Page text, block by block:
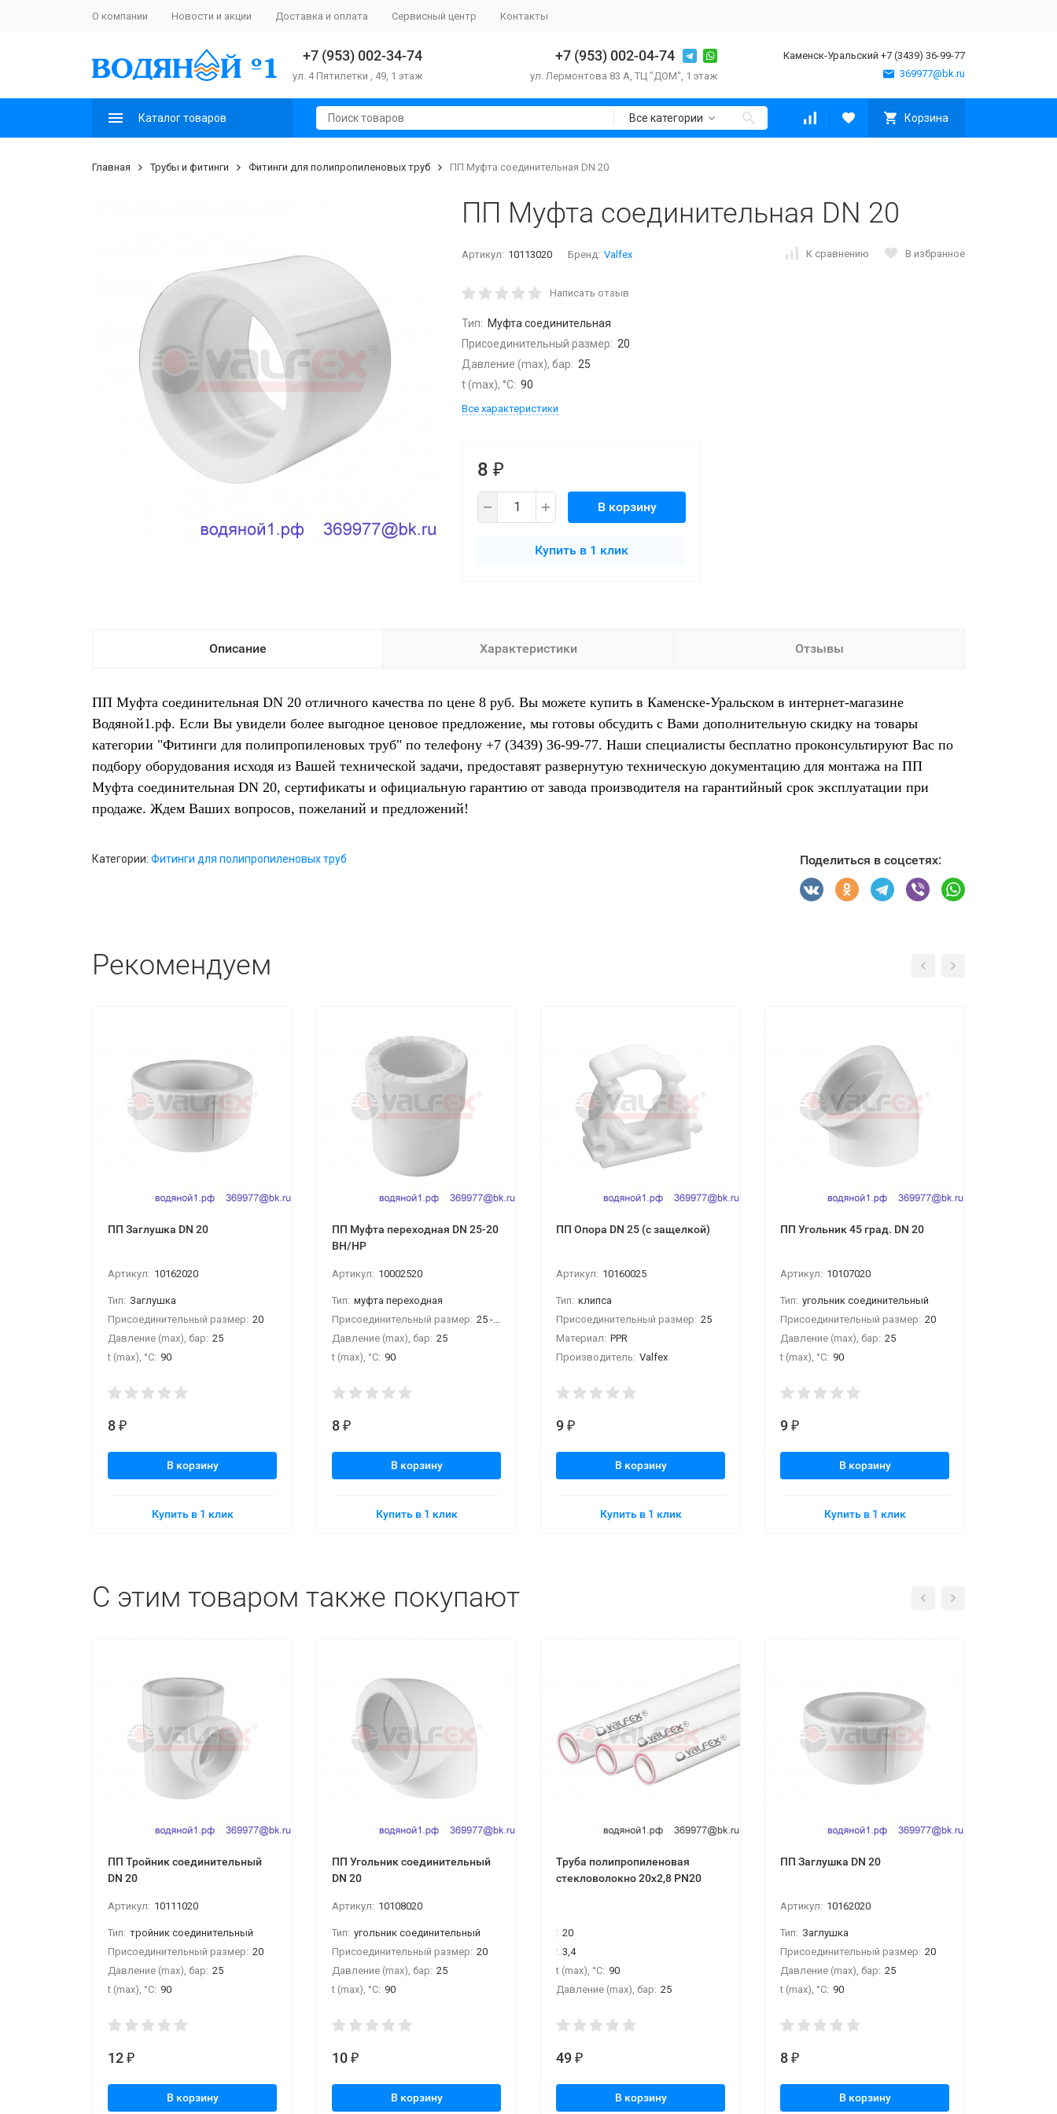
О компании Новости и акции Доставка и оплата Сервисный центр Контакты
+7 (953) 002-34-74
ул. 4 Пятилетки , 49, 1 этаж
+7 (953) 002-04-74
ул. Лермонтова 83 А, ТЦ "ДОМ", 1 этаж
Каменск-Уральский +7 (3439) 36-99-77
369977@bk.ru
Каталог товаров Все категории Корзина
Главная Трубы и фитинги Фитинги для полипропиленовых труб ПП Муфта соединительная DN 20
ПП Муфта соединительная DN 20
Артикул: 10113020 Бренд: Valfex К сравнению В избранное
Написать отзыв
Тип: Муфта соединительная
Присоединительный размер: 20
Давление (max), бар: 25
t (max), °С: 90
Все характеристики
8 ₽
В корзину
Купить в 1 клик
Описание Характеристики Отзывы
ПП Муфта соединительная DN 20 отличного качества по цене 8 руб. Вы можете купить в Каменске-Уральском в интернет-магазине
Водяной1.рф. Если Вы увидели более выгодное ценовое предложение, мы готовы обсудить с Вами дополнительную скидку на товары
категории "Фитинги для полипропиленовых труб" по телефону +7 (3439) 36-99-77. Наши специалисты бесплатно проконсультируют Вас по
подбору оборудования исходя из Вашей технической задачи, предоставят развернутую техническую документацию для монтажа на ПП
Муфта соединительная DN 20, сертификаты и официальную гарантию от завода производителя на гарантийный срок эксплуатации при
продаже. Ждем Ваших вопросов, пожеланий и предложений!
Категории: Фитинги для полипропиленовых труб Поделиться в соцсетях:
Рекомендуем
ПП Заглушка DN 20
Артикул: 10162020
Тип: Заглушка
Присоединительный размер: 20
Давление (max), бар: 25
t (max), °С: 90
8 ₽
В корзину
Купить в 1 клик
ПП Муфта переходная DN 25-20
ВН/НР
Артикул: 10002520
Тип: муфта переходная
Присоединительный размер: 25 - 20
Давление (max), бар: 25
t (max), °С: 90
8 ₽
В корзину
Купить в 1 клик
ПП Опора DN 25 (с защелкой)
Артикул: 10160025
Тип: клипса
Присоединительный размер: 25
Материал: PPR
Производитель: Valfex
9 ₽
В корзину
Купить в 1 клик
ПП Угольник 45 град. DN 20
Артикул: 10107020
Тип: угольник соединительный
Присоединительный размер: 20
Давление (max), бар: 25
t (max), °С: 90
9 ₽
В корзину
Купить в 1 клик
C этим товаром также покупают
ПП Тройник соединительный
DN 20
Артикул: 10111020
Тип: тройник соединительный
Присоединительный размер: 20
Давление (max), бар: 25
t (max), °С: 90
12 ₽
В корзину
ПП Угольник соединительный
DN 20
Артикул: 10108020
Тип: угольник соединительный
Присоединительный размер: 20
Давление (max), бар: 25
t (max), °С: 90
10 ₽
В корзину
Труба полипропиленовая
стекловолокно 20х2,8 PN20
: 20
: 3,4
t (max), °С: 90
Давление (max), бар: 25
49 ₽
В корзину
ПП Заглушка DN 20
Артикул: 10162020
Тип: Заглушка
Присоединительный размер: 20
Давление (max), бар: 25
t (max), °С: 90
8 ₽
В корзину